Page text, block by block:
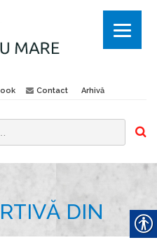
Contact Arhivă
DIN